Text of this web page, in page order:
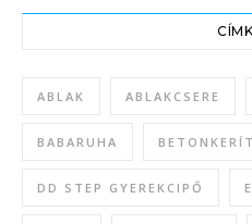
ABLAK ABLAKCSERE
BABARUHA
DD STEP GYEREKCIPŐ